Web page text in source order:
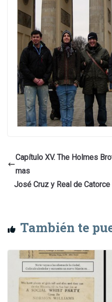
Capítulo XV. The Holmes
mas
José Cruz y Real de
También te